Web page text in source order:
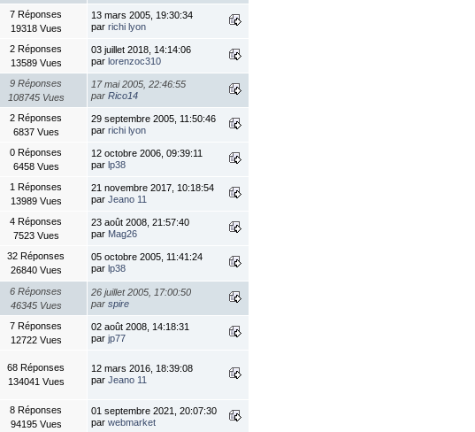
7 Réponses
19318 Vues
13 mars 2005, 19:30:34
parrichi lyon
2 Réponses
13589 Vues
03 juillet 2018, 14:14:06
parlorenzoc310
9 Réponses
108745 Vues
17 mai 2005, 22:46:55
parRico14
2 Réponses
6837 Vues
29 septembre 2005, 11:50:46
parrichi lyon
0 Réponses
6458 Vues
12 octobre 2006, 09:39:11
parlp38
1 Réponses
13989 Vues
21 novembre 2017, 10:18:54
parJeano 11
4 Réponses
7523 Vues
23 août 2008, 21:57:40
par Mag26
32 Réponses
26840 Vues
05 octobre 2005, 11:41:24
parlp38
6 Réponses
46345 Vues
26 juillet 2005, 17:00:50
parspire
7 Réponses
12722 Vues
02 août 2008, 14:18:31
parjp77
68 Réponses
134041 Vues
12 mars 2016, 18:39:08
parJeano 11
8 Réponses
94195 Vues
01 septembre 2021, 20:07:30
parwebmarket